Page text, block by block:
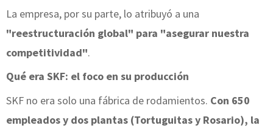
La empresa, por su parte, lo atribuyó a una
"reestructuración global" para "asegurar nuestra
competitividad".
Qué era SKF: el foco en su producción
SKF no era solo una fábrica de rodamientos. Con 650
empleados y dos plantas (Tortuguitas y Rosario), la